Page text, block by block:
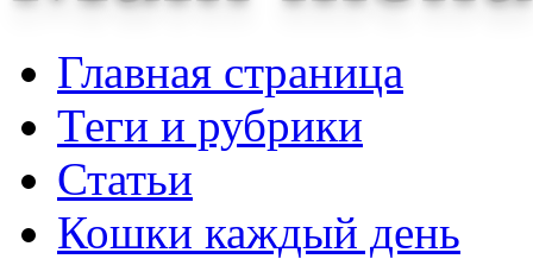
Главная страница
Теги и рубрики
Статьи
Кошки каждый день